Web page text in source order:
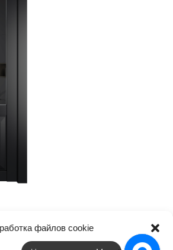
файлов cookie